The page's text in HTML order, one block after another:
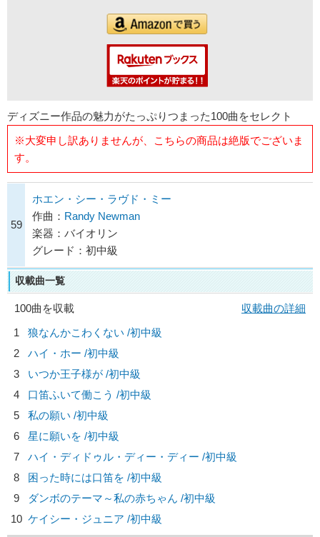
ディズニー作品の魅力がたっぷりつまった100曲をセレクト
※大変申し訳ありませんが、こちらの商品は絶版でございま
す。
59
ホエン・シー・ラヴド・ミー
作曲： Randy Newman
楽器：バイオリン
グレード：初中級
収載曲一覧
100曲を収載
収載曲の詳細
1
狼なんかこわくない /初中級
2
ハイ・ホー /初中級
3
いつか王子様が /初中級
4
口笛ふいて働こう /初中級
5
私の願い /初中級
6
星に願いを /初中級
7
ハイ・ディドゥル・ディー・ディー /初中級
8
困った時には口笛を /初中級
9
ダンボのテーマ～私の赤ちゃん /初中級
10 ケイシー・ジュニア /初中級